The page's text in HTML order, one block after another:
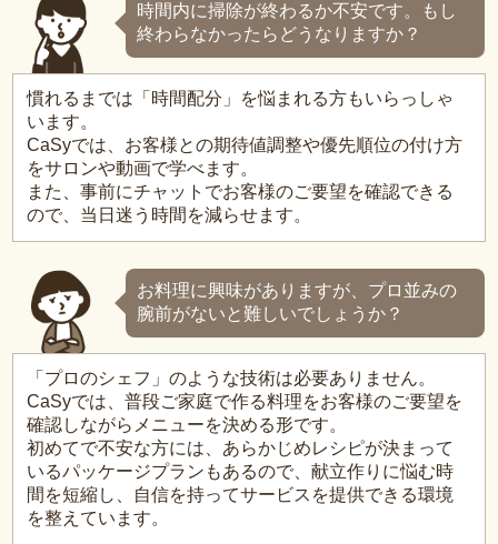
時間内に掃除が終わるか不安です。もし
終わらなかったらどうなりますか？
慣れるまでは「時間配分」を悩まれる方もいらっしゃ
います。
CaSyでは、お客様との期待値調整や優先順位の付け方
をサロンや動画で学べます。
また、事前にチャットでお客様のご要望を確認できる
ので、当日迷う時間を減らせます。
お料理に興味がありますが、プロ並みの
腕前がないと難しいでしょうか？
「プロのシェフ」のような技術は必要ありません。
CaSyでは、普段ご家庭で作る料理をお客様のご要望を
確認しながらメニューを決める形です。
初めてで不安な方には、あらかじめレシピが決まって
いるパッケージプランもあるので、献立作りに悩む時
間を短縮し、自信を持ってサービスを提供できる環境
を整えています。